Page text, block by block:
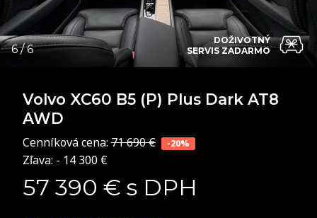
Volvo XC60 B5 (P) Plus Dark AT8
AWD
Cenníková cena: 71 690 € -20%
Zľava: - 14 300 €
57 390 € s DPH
DOŽIVOTNÝ
SERVIS ZADARMO